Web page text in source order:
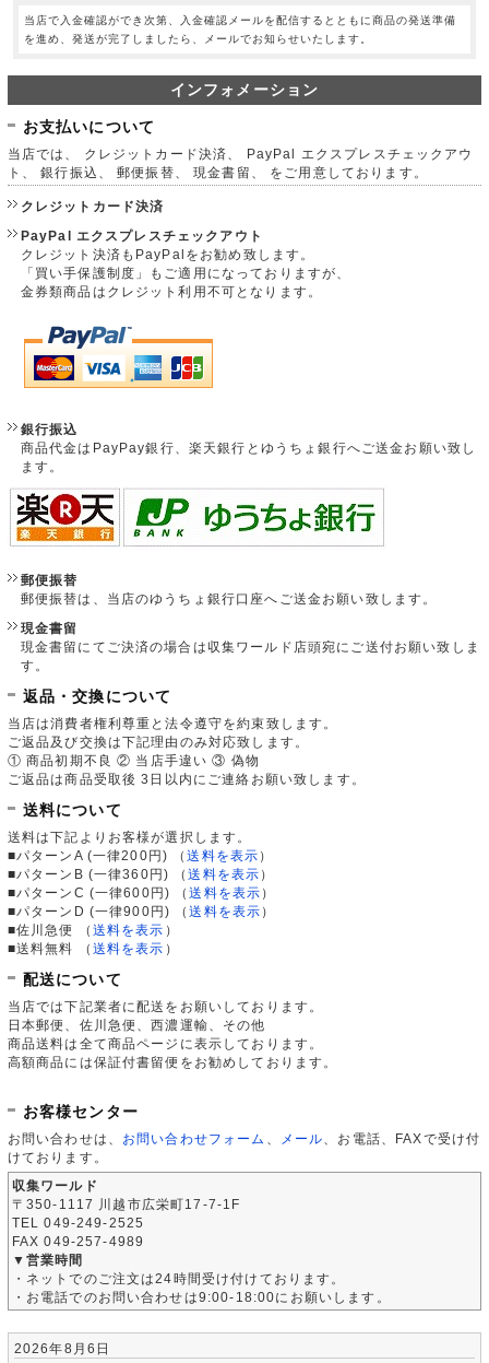
当店で入金確認ができ次第、入金確認メールを配信するとともに商品の発送準備
を進め、発送が完了しましたら、メールでお知らせいたします。
インフォメーション
お支払いについて
当店では、 クレジットカード決済、 PayPal エクスプレスチェックアウ
ト、 銀行振込、 郵便振替、 現金書留、 をご用意しております。
クレジットカード決済
PayPal エクスプレスチェックアウト
クレジット決済もPayPalをお勧め致します。
「買い手保護制度」もご適用になっておりますが、
金券類商品はクレジット利用不可となります。
銀行振込
商品代金はPayPay銀行、楽天銀行とゆうちょ銀行へご送金お願い致し
ます。
郵便振替
郵便振替は、当店のゆうちょ銀行口座へご送金お願い致します。
現金書留
現金書留にてご決済の場合は収集ワールド店頭宛にご送付お願い致しま
す。
返品・交換について
当店は消費者権利尊重と法令遵守を約束致します。
ご返品及び交換は下記理由のみ対応致します。
① 商品初期不良 ② 当店手違い ③ 偽物
ご返品は商品受取後 3日以内にご連絡お願い致します。
送料について
送料は下記よりお客様が選択します。
■パターンA (一律200円)
（送料を表示 ）
■パターンB (一律360円)
（送料を表示 ）
■パターンC (一律600円)
（送料を表示 ）
■パターンD (一律900円)
（送料を表示 ）
■佐川急便
（ 送料を表示 ）
■送料無料
（ 送料を表示 ）
配送について
当店では下記業者に配送をお願いしております。
日本郵便、佐川急便、西濃運輸、その他
商品送料は全て商品ページに表示しております。
高額商品には保証付書留便をお勧めしております。
お客様センター
お問い合わせは、 お問い合わせフォーム メール 、お電話、FAXで受け付
けております。
収集ワールド
〒350-1117 川越市広栄町17-7-1F
TEL 049-249-2525
FAX 049-257-4989
▼営業時間
・ネットでのご注文は24時間受け付けております。
・お電話でのお問い合わせは9:00-18:00にお願いします。
2026年8月6日